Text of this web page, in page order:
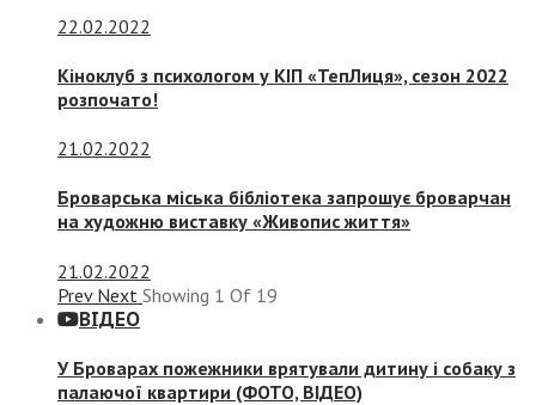
22.02.2022
Кіноклуб з психологом у КІП «ТепЛиця», сезон 2022
розпочато!
21.02.2022
Броварська міська бібліотека запрошує броварчан
на художню виставку «Живопис життя»
21.02.2022
Prev Next Showing 1 Of 19
ВІДЕО
У Броварах пожежники врятували дитину і собаку з
палаючої квартири (ФОТО, ВІДЕО)